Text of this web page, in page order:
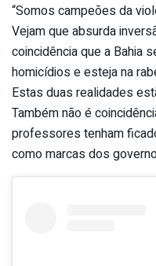
“Somos campeões da
Vejam que absurda
coincidência que a Bahia
homicídios e esteja na
Estas duas realidades
Também não é
professores tenham
como marcas dos